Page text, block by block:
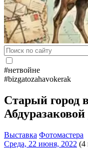
#нетвойне
#bizgatozahavokerak
Старый город
Абдуразаковой
Выставка Фотомастера
Среда, 22 июня, 2022 (4